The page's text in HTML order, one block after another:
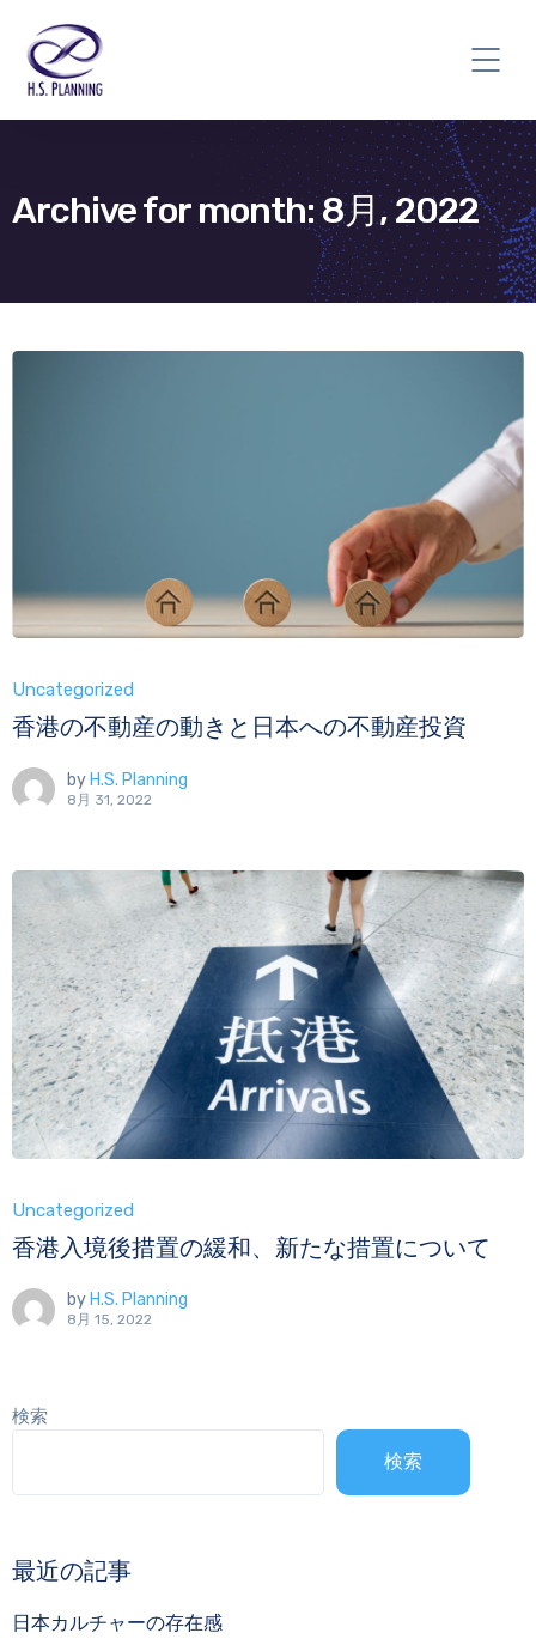
Archive for month: 8月, 2022
Uncategorized
香港の不動産の動きと日本への不動産投資
by H.S. Planning
8月 31, 2022
Uncategorized
香港入境後措置の緩和、新たな措置について
byH.S. Planning
8月 15, 2022
検索
検索
最近の記事
日本カルチャーの存在感